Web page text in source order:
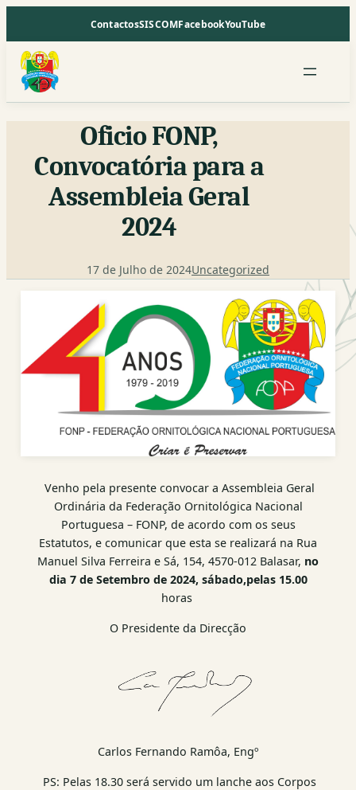
conteúdo
ContactosSISCOMFacebookYouTube
Oficio FONP,
Convocatória para a
Assembleia Geral
2024
17 de Julho de 2024Uncategorized
Venho pela presente convocar a Assembleia Geral
Ordinária da Federação Ornitológica Nacional
Portuguesa – FONP, de acordo com os seus
Estatutos, e comunicar que esta se realizará na Rua
Manuel Silva Ferreira e Sá, 154, 4570-012 Balasar, no
dia 7 de Setembro de 2024, sábado,pelas 15.00
horas
O Presidente da Direcção
Carlos Fernando Ramôa, Engº
PS: Pelas 18.30 será servido um lanche aos Corpos